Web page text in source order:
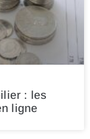
: les
ligne